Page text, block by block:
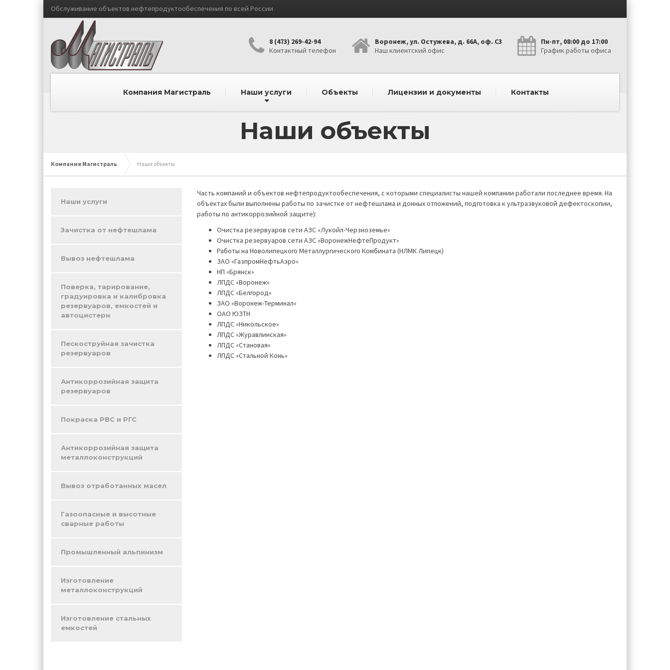
Обслуживание объектов нефтепродуктообеспечения по всей России
8 (473) 269-42-94
Контактный телефон
Воронеж, ул. Остужева, д. 66А, оф. С3
Наш клиентский офис
Пн-пт, 08:00 до 17:00
График работы офиса
Компания Магистраль Наши услуги Объекты Лицензии и документы Контакты
Наши объекты
Компания Магистраль Наши объекты
Часть компаний и объектов нефтепродуктообеспечения, с которыми специалисты нашей компании работали последнее время. На
объектах были выполнены работы по зачистке от нефтешлама и донных отложений, подготовка к ультразвуковой дефектоскопии,
работы по антикоррозийной защите):
Очистка резервуаров сети АЗС «Лукойл-Черзноземье»
Очистка резервуаров сети АЗС «ВоронежНефтеПродукт»
Работы на Новолипецкого Металлургического Комбината (НЛМК Липецк)
ЗАО «ГазпромНефтьАэро»
НП «Брянск»
ЛПДС «Воронеж»
ЛПДС «Белгород»
ЗАО «Воронеж-Терминал»
ОАО ЮЗТН
ЛПДС «Никольское»
ЛПДС «Журавлинская»
ЛПДС «Становая»
ЛПДС «Стальной Конь»
Наши услуги
Зачистка от нефтешлама
Вывоз нефтешлама
Поверка, тарирование,
градуировка и калибровка
резервуаров, емкостей и
автоцистерн
Пескоструйная зачистка
резервуаров
Антикоррозийная защита
резервуаров
Покраска РВС и РГС
Антикоррозийная защита
металлоконструкций
Вывоз отработанных масел
Газоопасные и высотные
сварные работы
Промышленный альпинизм
Изготовление
металлоконструкций
Изготовление стальных
емкостей